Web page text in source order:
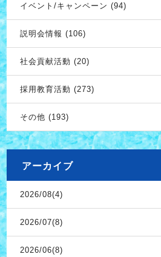
イベント/キャンペーン (94)
説明会情報 (106)
社会貢献活動 (20)
採用教育活動 (273)
その他 (193)
アーカイブ
2026/08(4)
2026/07(8)
2026/06(8)